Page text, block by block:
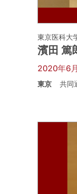
東京医科大
濱田 篤
2020年6
東京 共同